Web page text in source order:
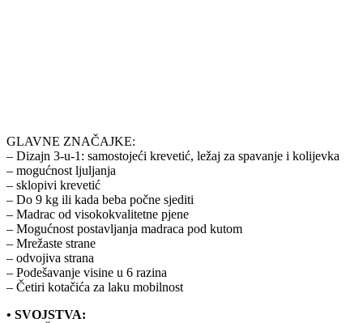
GLAVNE ZNAČAJKE:
– Dizajn 3-u-1: samostojeći krevetić, ležaj za spavanje i kolijevka
– mogućnost ljuljanja
– sklopivi krevetić
– Do 9 kg ili kada beba počne sjediti
– Madrac od visokokvalitetne pjene
– Mogućnost postavljanja madraca pod kutom
– Mrežaste strane
– odvojiva strana
– Podešavanje visine u 6 razina
– Četiri kotačića za laku mobilnost
• SVOJSTVA: